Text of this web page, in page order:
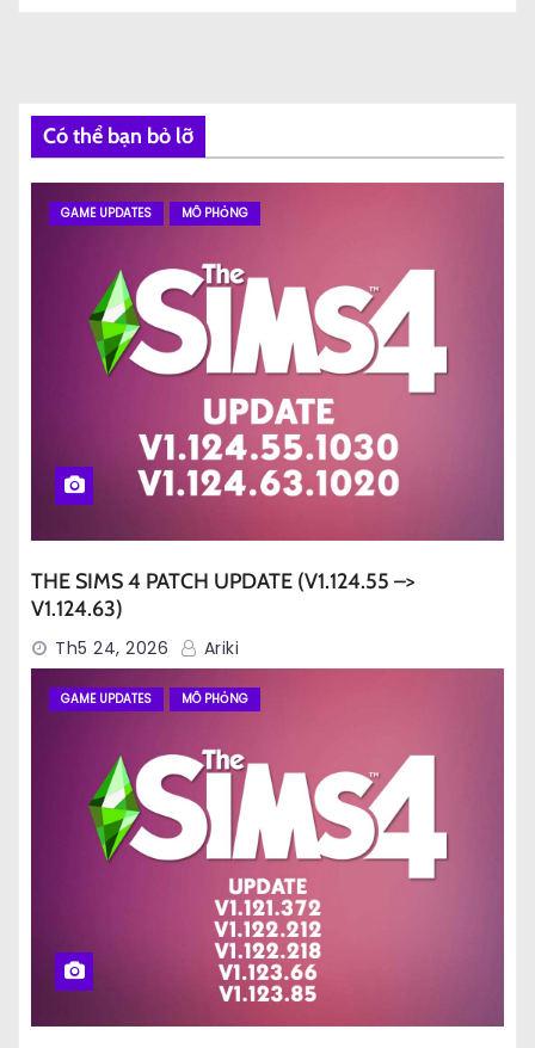
Có thể bạn bỏ lỡ
GAME UPDATES MÔ PHỎNG
THE SIMS 4 PATCH UPDATE (V1.124.55 –>
V1.124.63)
Th5 24, 2026 Ariki
GAME UPDATES MÔ PHỎNG